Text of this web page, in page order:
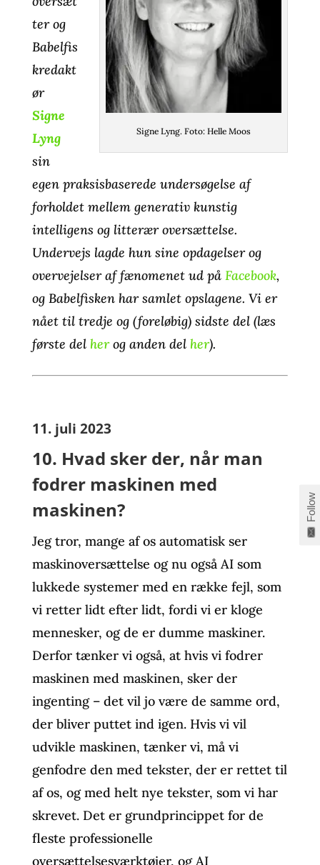
Signe Lyng. Foto: Helle Moos
ter og
Babelfis
kredakt
ør
Signe
Lyng
sin
egen praksisbaserede undersøgelse af
forholdet mellem generativ kunstig
intelligens og litterær oversættelse.
Undervejs lagde hun sine opdagelser og
overvejelser af fænomenet ud på Facebook,
og Babelfisken har samlet opslagene. Vi er
nået til tredje og (foreløbig) sidste del (læs
første del herog anden del her).
11. juli 2023
10. Hvad sker der, når man
fodrer maskinen med
maskinen?
Jeg tror, mange af os automatisk ser
maskinoversættelse og nu også AI som
lukkede systemer med en række fejl, som
vi retter lidt efter lidt, fordi vi er kloge
mennesker, og de er dumme maskiner.
Derfor tænker vi også, at hvis vi fodrer
maskinen med maskinen, sker der
ingenting – det vil jo være de samme ord,
der bliver puttet ind igen. Hvis vi vil
udvikle maskinen, tænker vi, må vi
genfodre den med tekster, der er rettet til
af os, og med helt nye tekster, som vi har
skrevet. Det er grundprincippet for de
fleste professionelle
oversættelsesværktøjer, og AI
Follow